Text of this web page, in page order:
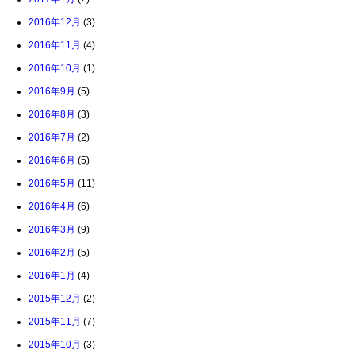
2016年12月 (3)
2016年11月 (4)
2016年10月 (1)
2016年9月 (5)
2016年8月 (3)
2016年7月 (2)
2016年6月 (5)
2016年5月 (11)
2016年4月 (6)
2016年3月 (9)
2016年2月 (5)
2016年1月 (4)
2015年12月 (2)
2015年11月 (7)
2015年10月 (3)